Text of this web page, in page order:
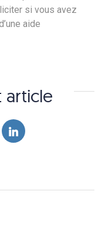
si vous avez
aide
article